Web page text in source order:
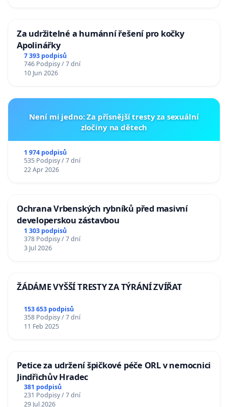
Za udržitelné a humánní řešení pro kočky
Apolinářky
7 393 podpisů
746 Podpisy / 7 dní
10 Jun 2026
Není mi jedno: Za přísnější tresty za sexuální
zločiny na dětech
1 974 podpisů
535 Podpisy / 7 dní
22 Apr 2026
Ochrana Vrbenských rybníků před masivní
developerskou zástavbou
1 303 podpisů
378 Podpisy / 7 dní
3 Jul 2026
ŽÁDÁME VYŠŠÍ TRESTY ZA TÝRÁNÍ ZVÍŘAT
153 653 podpisů
358 Podpisy / 7 dní
11 Feb 2025
Petice za udržení špičkové péče ORL v nemocnici
Jindřichův Hradec
381 podpisů
231 Podpisy / 7 dní
29 Jul 2026